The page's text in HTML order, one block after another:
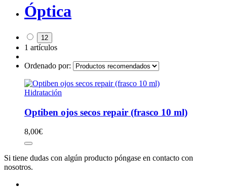
Óptica
12
1 artículos
Ordenado por:
Hidratación
Optiben ojos secos repair (frasco 10 ml)
8,00€
Si tiene dudas con algún producto póngase en contacto con
nosotros.